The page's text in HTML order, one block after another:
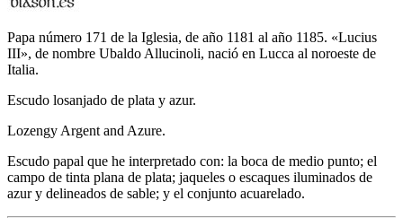
Papa número 171 de la Iglesia, de año 1181 al año 1185. «Lucius
III», de nombre Ubaldo Allucinoli, nació en Lucca al noroeste de
Italia.
Escudo losanjado de plata y azur.
Lozengy Argent and Azure.
Escudo papal que he interpretado con: la boca de medio punto; el
campo de tinta plana de plata; jaqueles o escaques iluminados de
azur y delineados de sable; y el conjunto acuarelado.